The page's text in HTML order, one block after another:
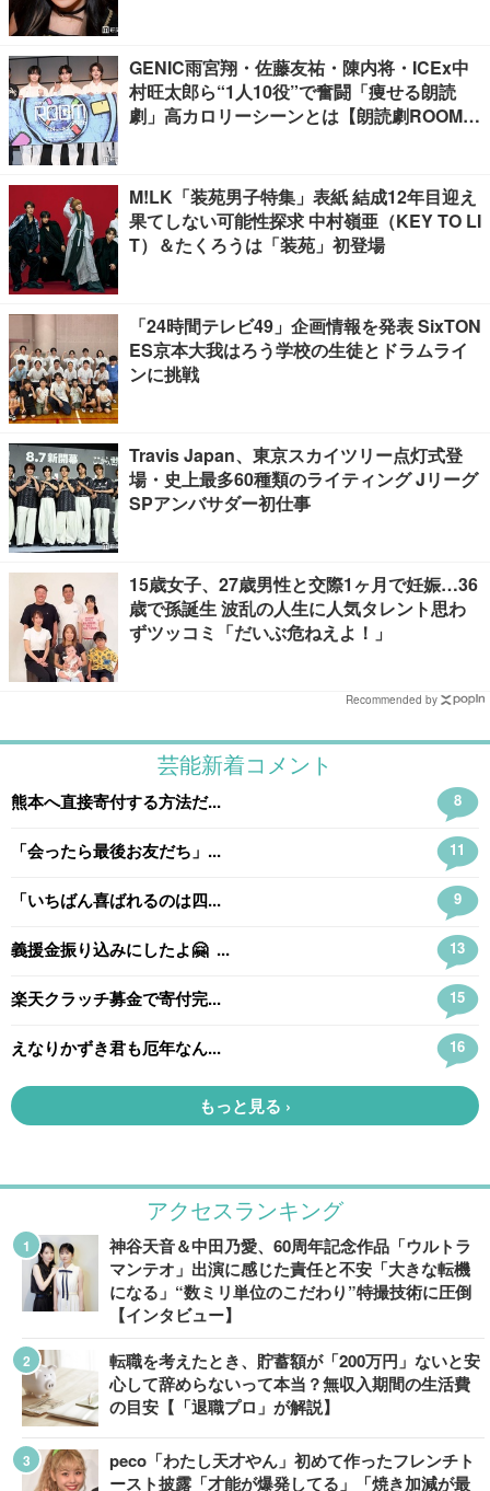
GENIC雨宮翔・佐藤友祐・陳内将・ICEx中
村旺太郎ら“1人10役”で奮闘「痩せる朗読
劇」高カロリーシーンとは【朗読劇ROOM2
M!LK「装苑男子特集」表紙 結成12年目迎え
果てしない可能性探求 中村嶺亜（KEY TO LI
T）＆たくろうは「装苑」初登場
「24時間テレビ49」企画情報を発表 SixTON
ES京本大我はろう学校の生徒とドラムライ
ンに挑戦
Travis Japan、東京スカイツリー点灯式登
場・史上最多60種類のライティング Jリーグ
SPアンバサダー初仕事
15歳女子、27歳男性と交際1ヶ月で妊娠…36
歳で孫誕生 波乱の人生に人気タレント思わ
ずツッコミ「だいぶ危ねえよ！」
Recommended by
アクセスランキング
神谷天音＆中田乃愛、60周年記念作品「ウルトラ
マンテオ」出演に感じた責任と不安「大きな転機
になる」“数ミリ単位のこだわり”特撮技術に圧倒
【インタビュー】
転職を考えたとき、貯蓄額が「200万円」ないと安
心して辞めらないって本当？無収入期間の生活費
の目安【「退職プロ」が解説】
peco「わたし天才やん」初めて作ったフレンチト
ースト披露「才能が爆発してる」「焼き加減が最